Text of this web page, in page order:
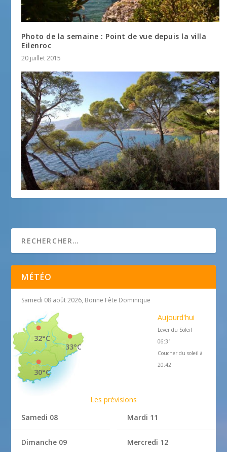
Photo de la semaine : Point de vue depuis la villa
Eilenroc
20 juillet 2015
MÉTÉO
Samedi 08 août 2026, Bonne Fête Dominique
33°C
32°C
30°C
Aujourd'hui
Lever du Soleil
06:31
Coucher du soleil à
20:42
Les prévisions
Samedi 08
Dimanche 09
Mardi 11
Mercredi 12